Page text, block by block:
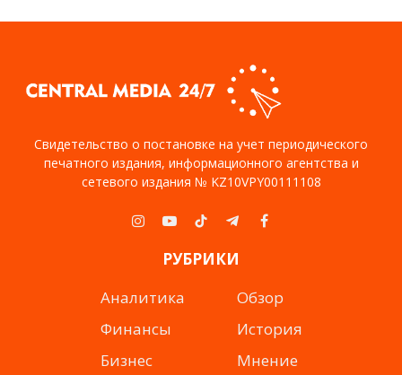
Свидетельство о постановке на учет периодического
печатного издания, информационного агентства и
сетевого издания № KZ10VPY00111108
Instagram
YouTubeTikTokTelegramFacebook
РУБРИКИ
Аналитика
Финансы
Бизнес
Обзор
История
Мнение